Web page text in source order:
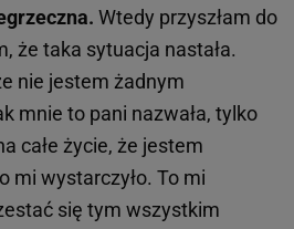
Wtedy przyszłam do
że taka sytuacja nastała.
nie jestem żadnym
mnie to pani nazwała, tylko
całe życie, że jestem
mi wystarczyło. To mi
się tym wszystkim